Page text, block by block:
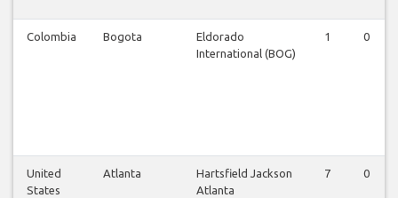
Colombia Bogota
Eldorado
International (BOG)
1 0
United
States
Atlanta
Hartsfield Jackson
Atlanta
7 0